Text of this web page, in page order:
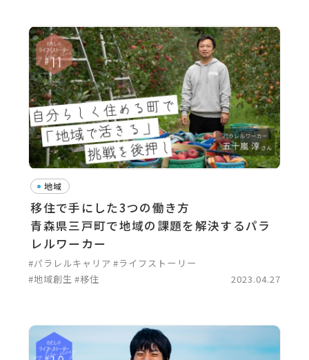
地域
移住で手にした3つの働き方
青森県三戸町で地域の課題を解決するパラ
レルワーカー
#パラレルキャリア #ライフストーリー
#地域創生 #移住 2023.04.27